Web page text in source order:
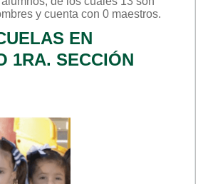
y cuenta con 0 maestros.
EN
1RA. SECCIÓN